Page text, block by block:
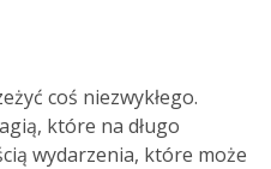
coś niezwykłego.
które na długo
wydarzenia, które może